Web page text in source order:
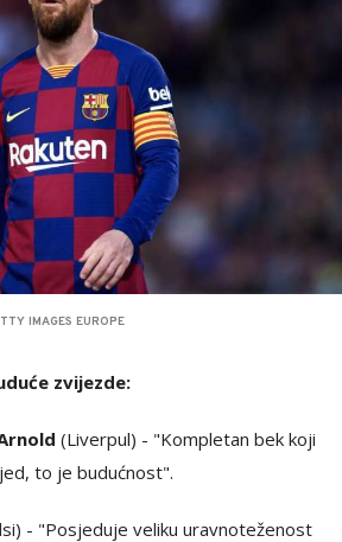
IMAGES EUROPE
zvijezde:
(Liverpul) - "Kompletan bek koji
to je budućnost".
- "Posjeduje veliku uravnoteženost